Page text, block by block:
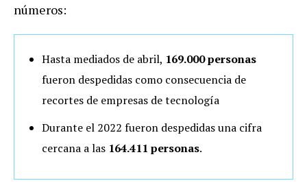
números:
Hasta mediados de abril, 169.000 personas
fueron despedidas como consecuencia de
recortes de empresas de tecnología
Durante el 2022 fueron despedidas una cifra
cercana a las 164.411 personas.